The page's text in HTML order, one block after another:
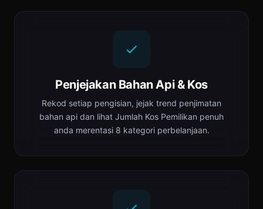
Penjejakan Bahan Api & Kos
Rekod setiap pengisian, jejak trend penjimatan
bahan api dan lihat Jumlah Kos Pemilikan penuh
anda merentasi 8 kategori perbelanjaan.